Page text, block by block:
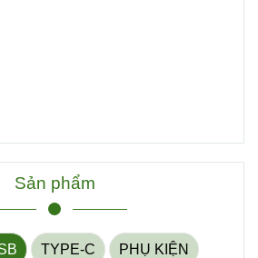
Sản phẩm
TYPE-C PHỤ KIỆN